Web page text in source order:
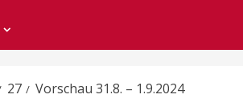
27 Vorschau 31.8. – 1.9.2024